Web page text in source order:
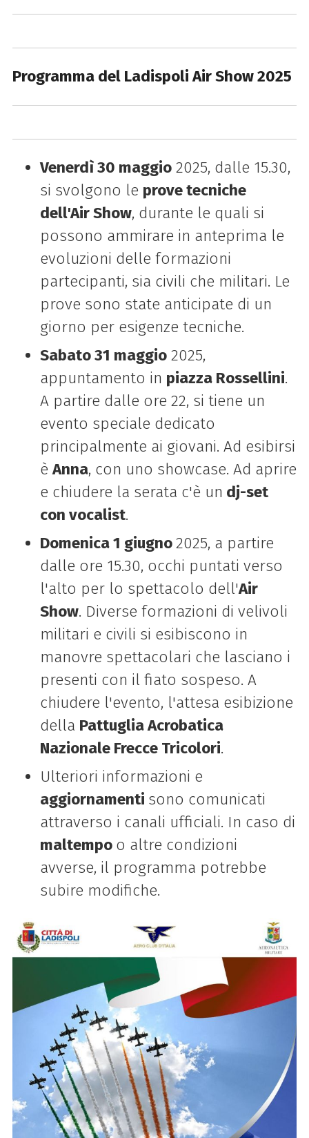
Programma del Ladispoli Air Show 2025
Venerdì 30 maggio2025, dalle 15.30,
si svolgono le prove tecniche
dell'Air Show, durante le quali si
possono ammirare in anteprima le
evoluzioni delle formazioni
partecipanti, sia civili che militari. Le
prove sono state anticipate di un
giorno per esigenze tecniche.
Sabato 31 maggio2025,
appuntamento in piazza Rossellini.
A partire dalle ore 22, si tiene un
evento speciale dedicato
principalmente ai giovani. Ad esibirsi
èAnna, con uno showcase. Ad aprire
e chiudere la serata c'è un dj-set
con vocalist.
Domenica 1 giugno2025, a partire
dalle ore 15.30, occhi puntati verso
l'alto per lo spettacolo dell'Air
Show. Diverse formazioni di velivoli
militari e civili si esibiscono in
manovre spettacolari che lasciano i
presenti con il fiato sospeso. A
chiudere l'evento, l'attesa esibizione
della Pattuglia Acrobatica
Nazionale Frecce Tricolori.
Ulteriori informazioni e
aggiornamenti sono comunicati
attraverso i canali ufficiali. In caso di
maltempo o altre condizioni
avverse, il programma potrebbe
subire modifiche.